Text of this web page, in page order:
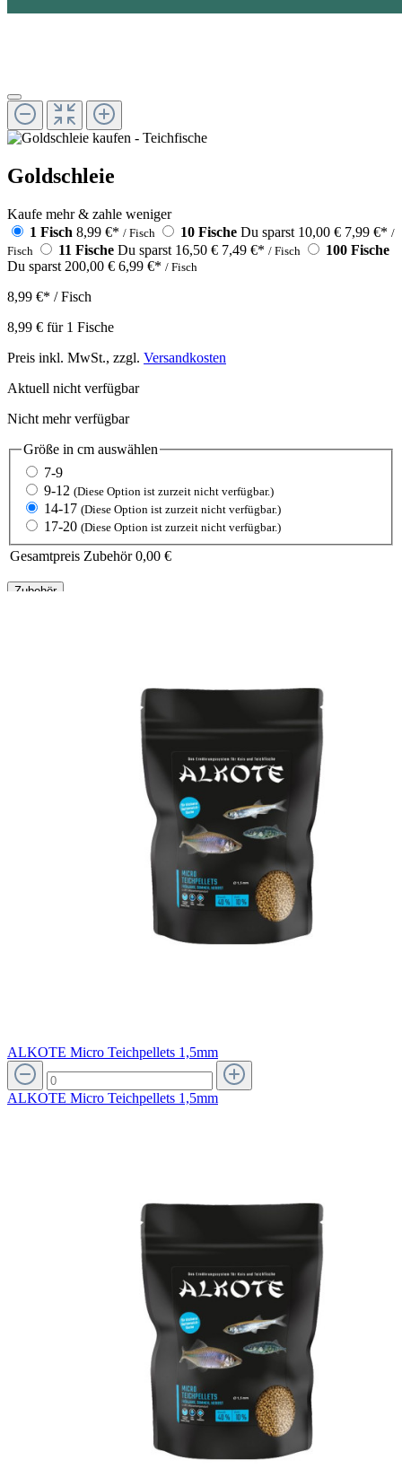
Goldschleie
Kaufe mehr & zahle weniger
1 Fisch 8,99 €* / Fisch 10 Fische Du sparst 10,00 € 7,99 €* /
Fisch
11 Fische Du sparst 16,50 € 7,49 €* / Fisch
100 Fische
Du sparst 200,00 € 6,99 €* / Fisch
8,99 €* / Fisch
8,99 € für 1 Fische
Preis inkl. MwSt., zzgl. Versandkosten
Aktuell nicht verfügbar
Nicht mehr verfügbar
Größe in cm auswählen
7-9
9-12 (Diese Option ist zurzeit nicht verfügbar.)
14-17 (Diese Option ist zurzeit nicht verfügbar.)
17-20 (Diese Option ist zurzeit nicht verfügbar.)
Gesamtpreis Zubehör 0,00 €
Zubehör
ALKOTE Micro Teichpellets 1,5mm
ALKOTE Micro Teichpellets 1,5mm